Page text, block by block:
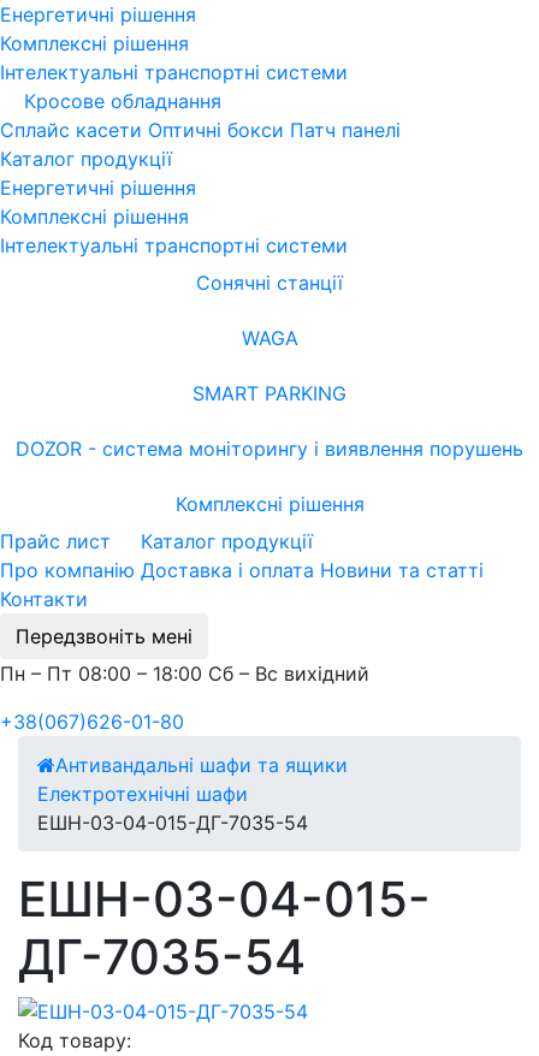
Енергетичні рішення
Комплексні рішення
Інтелектуальні транспортні системи
Кросове обладнання
Сплайс касети Оптичні бокси Патч панелі
Каталог продукції
Енергетичні рішення
Комплексні рішення
Інтелектуальні транспортні системи
Сонячні станції
WAGA
SMART PARKING
DOZOR - система моніторингу і виявлення порушень
Комплексні рішення
Прайс лист
Каталог продукції
Про компанію Доставка і оплата Новини та статті
Контакти
Передзвоніть мені
Пн – Пт 08:00 – 18:00 Сб – Вс вихідний
+38(067)626-01-80
Антивандальні шафи та ящики
Електротехнічні шафи
ЕШН-03-04-015-ДГ-7035-54
ЕШН-03-04-015-
ДГ-7035-54
Код товару: